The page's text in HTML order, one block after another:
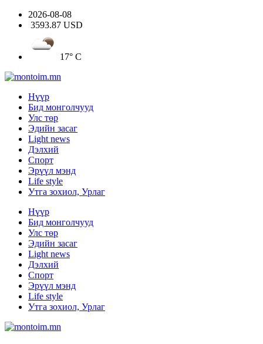
2026-08-08
3593.87 USD
17° C
Нүүр
Бид монголчууд
Улс төр
Эдийн засаг
Light news
Дэлхий
Спорт
Эрүүл мэнд
Life style
Утга зохиол, Урлаг
Нүүр
Бид монголчууд
Улс төр
Эдийн засаг
Light news
Дэлхий
Спорт
Эрүүл мэнд
Life style
Утга зохиол, Урлаг